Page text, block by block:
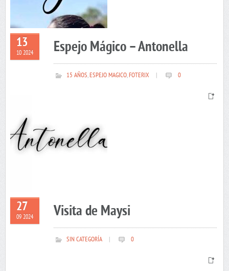
13
10 2024 Espejo Mágico – Antonella
15 AÑOS,ESPEJO MAGICO,FOTERIX 0
27
09 2024 Visita de Maysi
SIN CATEGORÍA 0